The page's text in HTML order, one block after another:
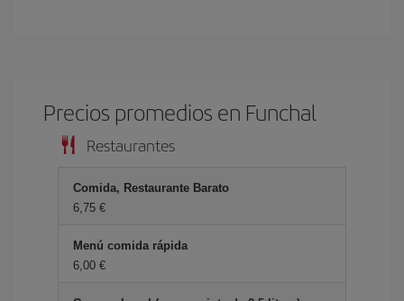
Precios promedios en Funchal
Restaurantes
Comida, Restaurante Barato
6,75 €
Menú comida rápida
6,00 €